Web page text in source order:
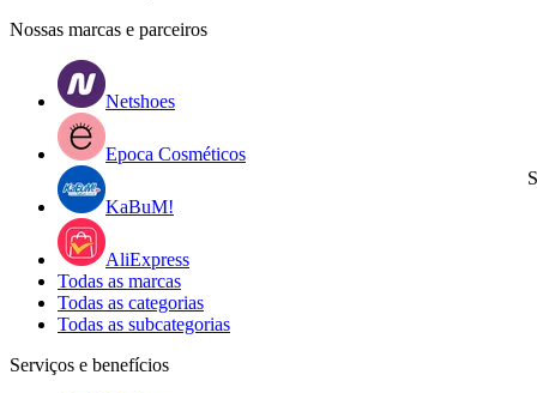
Nossas marcas e parceiros
Netshoes
Epoca Cosméticos
KaBuM!
AliExpress
Todas as marcas
Todas as categorias
Todas as subcategorias
Serviços e benefícios